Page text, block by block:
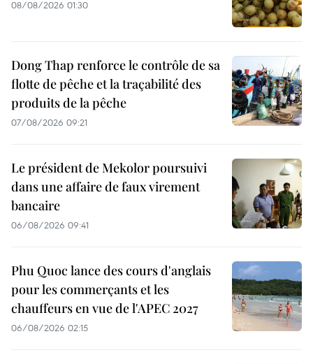
08/08/2026 01:30
Dong Thap renforce le contrôle de sa
flotte de pêche et la traçabilité des
produits de la pêche
07/08/2026 09:21
Le président de Mekolor poursuivi
dans une affaire de faux virement
bancaire
06/08/2026 09:41
Phu Quoc lance des cours d'anglais
pour les commerçants et les
chauffeurs en vue de l'APEC 2027
06/08/2026 02:15